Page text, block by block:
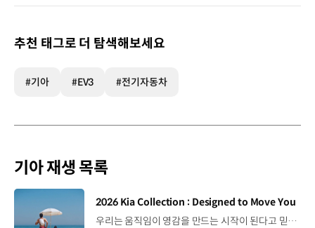
추천 태그로 더 탐색해보세요
#기아 #EV3 #전기자동차
기아 재생 목록
[동영상]
2026 Kia Collection : Designed to Move You
우리는 움직임이 영감을 만드는 시작이 된다고 믿습니다. 기아만의 Movement로 당신의 일상에 영감을 더해줄 2026 Kia Collection을 만나보세요. Designed to move you. Kia Collection 자세히 보기 ▶ #Kia #기아 #KiaCollection #기아컬렉션 #Designedtomoveyou #lifestyle